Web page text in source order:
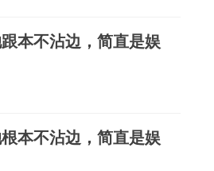
本不沾边，简直是娱
本不沾边，简直是娱